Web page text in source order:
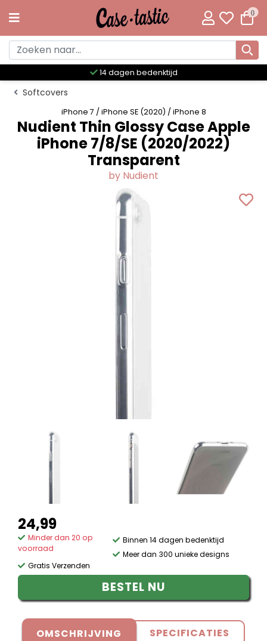
0
Meer dan 300 unieke designs
Softcovers
iPhone 7 / iPhone SE (2020) / iPhone 8
Nudient Thin Glossy Case Apple
iPhone 7/8/SE (2020/2022)
Transparent
by Nudient
24,99
Minder dan 20 op
voorraad
Gratis Verzenden
Binnen 14 dagen bedenktijd
Meer dan 300 unieke designs
BESTEL NU
OMSCHRIJVING SPECIFICATIES